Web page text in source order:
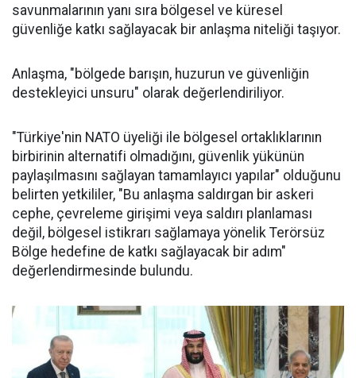
savunmalarının yanı sıra bölgesel ve küresel
güvenliğe katkı sağlayacak bir anlaşma niteliği taşıyor.
Anlaşma, "bölgede barışın, huzurun ve güvenliğin
destekleyici unsuru" olarak değerlendiriliyor.
"Türkiye'nin NATO üyeliği ile bölgesel ortaklıklarının
birbirinin alternatifi olmadığını, güvenlik yükünün
paylaşılmasını sağlayan tamamlayıcı yapılar" olduğunu
belirten yetkililer, "Bu anlaşma saldırgan bir askeri
cephe, çevreleme girişimi veya saldırı planlaması
değil, bölgesel istikrarı sağlamaya yönelik Terörsüz
Bölge hedefine de katkı sağlayacak bir adım"
değerlendirmesinde bulundu.